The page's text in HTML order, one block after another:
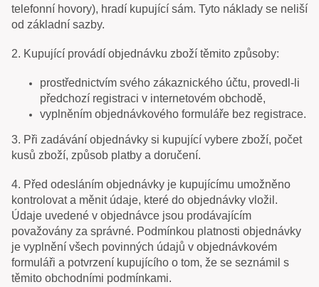
telefonní hovory), hradí kupující sám. Tyto náklady se neliší
od základní sazby.
2. Kupující provádí objednávku zboží těmito způsoby:
prostřednictvím svého zákaznického účtu, provedl-li
předchozí registraci v internetovém obchodě,
vyplněním objednávkového formuláře bez registrace.
3. Při zadávání objednávky si kupující vybere zboží, počet
kusů zboží, způsob platby a doručení.
4. Před odesláním objednávky je kupujícímu umožněno
kontrolovat a měnit údaje, které do objednávky vložil.
Údaje uvedené v objednávce jsou prodávajícím
považovány za správné. Podmínkou platnosti objednávky
je vyplnění všech povinných údajů v objednávkovém
formuláři a potvrzení kupujícího o tom, že se seznámil s
těmito obchodními podmínkami.